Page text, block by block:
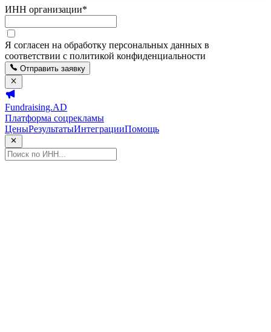
ИНН организации*
Я согласен на обработку персональных данных в
соответствии с политикой конфиденциальности
Отправить заявку
Fundraising.AD
Платформа соцрекламы
ЦеныРезультатыИнтеграцииПомощь